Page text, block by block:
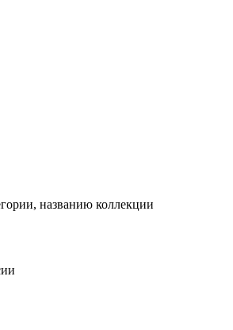
названию коллекции